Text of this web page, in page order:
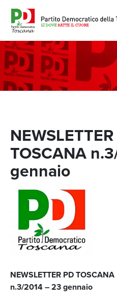
TOSCANA
gennaio
NEWSLETTER PD TOSCANA
n.3/2014 – 23 gennaio